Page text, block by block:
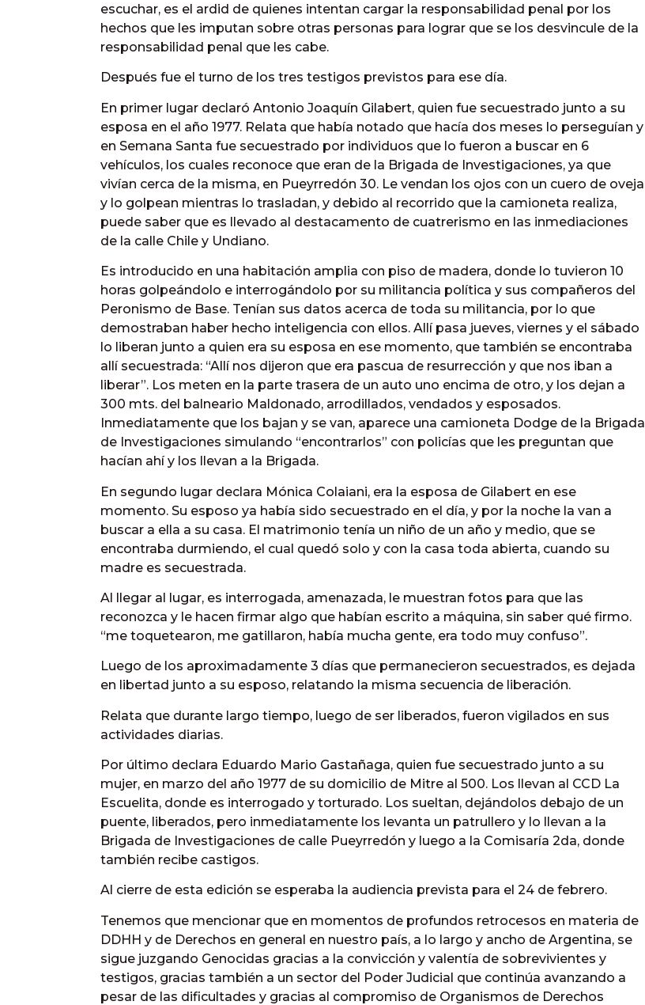
escuchar, es el ardid de quienes intentan cargar la responsabilidad penal por los
hechos que les imputan sobre otras personas para lograr que se los desvincule de la
responsabilidad penal que les cabe.
Después fue el turno de los tres testigos previstos para ese día.
En primer lugar declaró Antonio Joaquín Gilabert, quien fue secuestrado junto a su
esposa en el año 1977. Relata que había notado que hacía dos meses lo perseguían y
en Semana Santa fue secuestrado por individuos que lo fueron a buscar en 6
vehículos, los cuales reconoce que eran de la Brigada de Investigaciones, ya que
vivían cerca de la misma, en Pueyrredón 30. Le vendan los ojos con un cuero de oveja
y lo golpean mientras lo trasladan, y debido al recorrido que la camioneta realiza,
puede saber que es llevado al destacamento de cuatrerismo en las inmediaciones
de la calle Chile y Undiano.
Es introducido en una habitación amplia con piso de madera, donde lo tuvieron 10
horas golpeándolo e interrogándolo por su militancia política y sus compañeros del
Peronismo de Base. Tenían sus datos acerca de toda su militancia, por lo que
demostraban haber hecho inteligencia con ellos. Allí pasa jueves, viernes y el sábado
lo liberan junto a quien era su esposa en ese momento, que también se encontraba
allí secuestrada: “Allí nos dijeron que era pascua de resurrección y que nos iban a
liberar”. Los meten en la parte trasera de un auto uno encima de otro, y los dejan a
300 mts. del balneario Maldonado, arrodillados, vendados y esposados.
Inmediatamente que los bajan y se van, aparece una camioneta Dodge de la Brigada
de Investigaciones simulando “encontrarlos” con policías que les preguntan que
hacían ahí y los llevan a la Brigada.
En segundo lugar declara Mónica Colaiani, era la esposa de Gilabert en ese
momento. Su esposo ya había sido secuestrado en el día, y por la noche la van a
buscar a ella a su casa. El matrimonio tenía un niño de un año y medio, que se
encontraba durmiendo, el cual quedó solo y con la casa toda abierta, cuando su
madre es secuestrada.
Al llegar al lugar, es interrogada, amenazada, le muestran fotos para que las
reconozca y le hacen firmar algo que habían escrito a máquina, sin saber qué firmo.
“me toquetearon, me gatillaron, había mucha gente, era todo muy confuso”.
Luego de los aproximadamente 3 días que permanecieron secuestrados, es dejada
en libertad junto a su esposo, relatando la misma secuencia de liberación.
Relata que durante largo tiempo, luego de ser liberados, fueron vigilados en sus
actividades diarias.
Por último declara Eduardo Mario Gastañaga, quien fue secuestrado junto a su
mujer, en marzo del año 1977 de su domicilio de Mitre al 500. Los llevan al CCD La
Escuelita, donde es interrogado y torturado. Los sueltan, dejándolos debajo de un
puente, liberados, pero inmediatamente los levanta un patrullero y lo llevan a la
Brigada de Investigaciones de calle Pueyrredón y luego a la Comisaría 2da, donde
también recibe castigos.
Al cierre de esta edición se esperaba la audiencia prevista para el 24 de febrero.
Tenemos que mencionar que en momentos de profundos retrocesos en materia de
DDHH y de Derechos en general en nuestro país, a lo largo y ancho de Argentina, se
sigue juzgando Genocidas gracias a la convicción y valentía de sobrevivientes y
testigos, gracias también a un sector del Poder Judicial que continúa avanzando a
pesar de las dificultades y gracias al compromiso de Organismos de Derechos